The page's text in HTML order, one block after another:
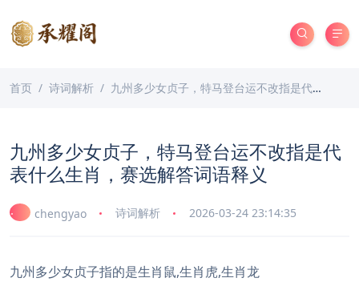
首页 诗词解析 九州多少女贞子，特马登台运不改指是代表什么生肖，赛选解答词语释义
九州多少女贞子，特马登台运不改指是代
表什么生肖，赛选解答词语释义
chengyao 诗词解析 2026-03-24 23:14:35
九州多少女贞子指的是生肖鼠,生肖虎,生肖龙